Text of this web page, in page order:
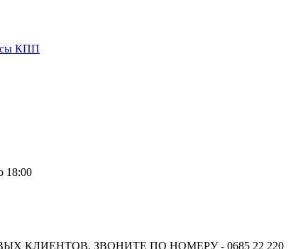
КПП
18:00
КЛИЕНТОВ, ЗВОНИТЕ ПО НОМЕРУ - 0685 22 220